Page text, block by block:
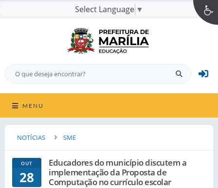
Select Language ▼
MENU
NOTÍCIAS SME
OUT
28
Educadores do município discutem a
implementação da Proposta de
Computação no currículo escolar